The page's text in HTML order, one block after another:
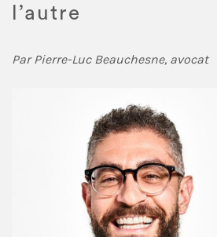
l’autre
Par Pierre-Luc Beauchesne, avocat